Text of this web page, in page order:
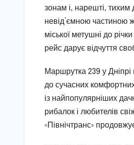
зонам і, нарешті,
невід’ємною частиною
міської метушні до
рейс дарує відчуття
Маршрутка 239 у
до сучасних
із найпопулярніших
рибалок і любителів
«Північтранс»